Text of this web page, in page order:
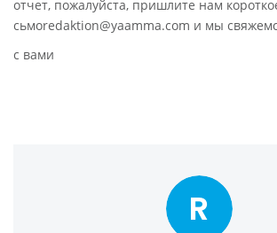
отчет, пожалуйста, пришлите нам
сьмоredaktion@yaamma.com и мы
с вами
R